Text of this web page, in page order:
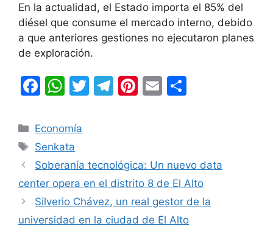
En la actualidad, el Estado importa el 85% del
diésel que consume el mercado interno, debido
a que anteriores gestiones no ejecutaron planes
de exploración.
F
c
e
b
o
o
k
W
at
s
A
p
p
T
T
a
m
Pi
st
E
ar
tir
Categorías
Economía
Etiquetas
Senkata
Soberanía tecnológica: Un nuevo data
center opera en el distrito 8 de El Alto
Silverio Chávez, un real gestor de la
universidad en la ciudad de El Alto